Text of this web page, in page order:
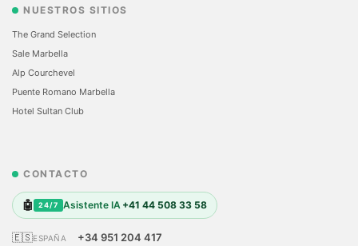
NUESTROS SITIOS
The Grand Selection
Sale Marbella
Alp Courchevel
Puente Romano Marbella
Hotel Sultan Club
CONTACTO
🤖 24/7 Asistente IA +41 44 508 33 58
🇪🇸ESPAÑA
+34 951 204 417